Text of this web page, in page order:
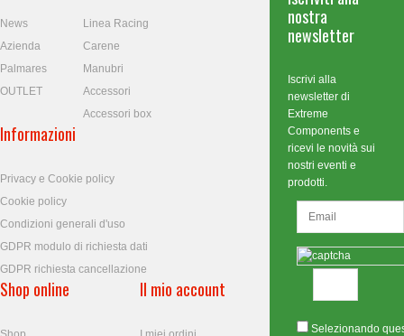
News
Azienda
Palmares
OUTLET
Linea Racing
Carene
Manubri
Accessori
Accessori box
Informazioni
Privacy e Cookie policy
Cookie policy
Condizioni generali d'uso
GDPR modulo di richiesta dati
GDPR richiesta cancellazione
Shop online Il mio account
nostra
newsletter
Iscrivi alla
newsletter di
Extreme
Components e
ricevi le novità sui
nostri eventi e
prodotti.
Selezionando